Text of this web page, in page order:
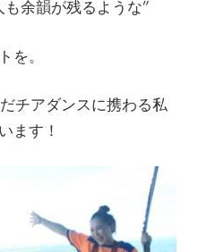
余韻が残るような”
を。
チアダンスに携わる私
ます！